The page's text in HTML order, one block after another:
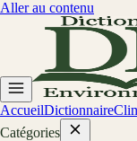
Aller au contenu
AccueilDictionnaire
Catégories